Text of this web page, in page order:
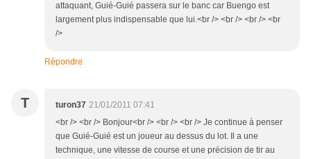
attaquant, Guié-Guié passera sur le banc car Buengo est
largement plus indispensable que lui.<br /> <br /> <br /> <br
/>
Répondre
T turon37 21/01/2011 07:41
<br /> <br /> Bonjour<br /> <br /> <br /> Je continue à penser
que Guié-Guié est un joueur au dessus du lot. Il a une
technique, une vitesse de course et une précision de tir au